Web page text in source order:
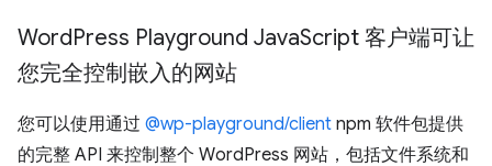
WordPress Playground JavaScript 客户端可让
您完全控制嵌入的网站
您可以使用通过 @wp-playground/client npm 软件包提供
的完整 API 来控制整个 WordPress 网站，包括文件系统和